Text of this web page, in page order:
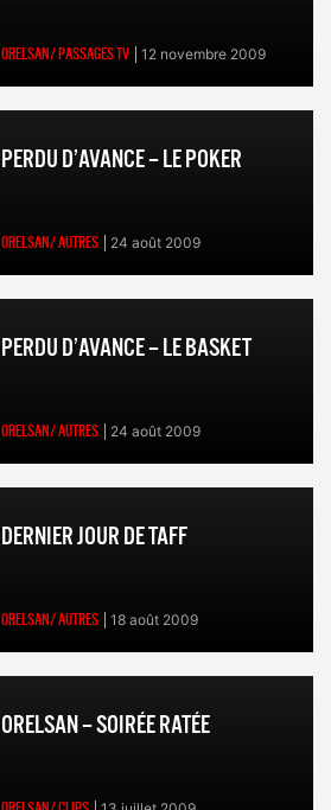
ORELSAN/ PASSAGES TV 12 novembre 2009
PERDU D’AVANCE – LE POKER
ORELSAN/ AUTRES 24 août 2009
PERDU D’AVANCE – LE BASKET
ORELSAN/ AUTRES 24 août 2009
DERNIER JOUR DE TAFF
ORELSAN/ AUTRES 18 août 2009
ORELSAN – SOIRÉE RATÉE